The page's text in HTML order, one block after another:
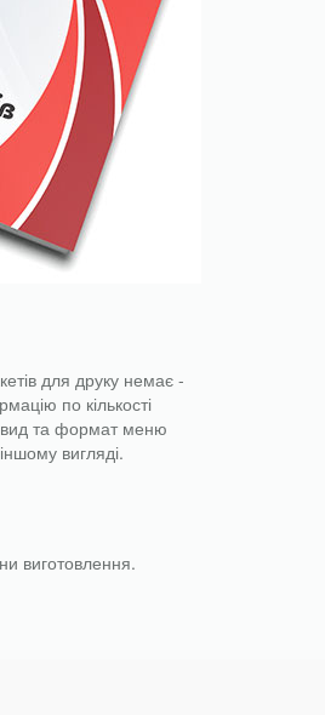
для друку немає -
по кількості
вид та формат меню
вигляді.
виготовлення.